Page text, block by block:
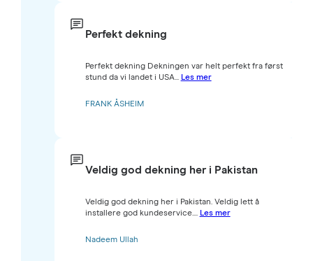
Perfekt dekning
Perfekt dekning Dekningen var helt perfekt fra først
stund da vi landet i USA... Les mer
FRANK ÅSHEIM
Veldig god dekning her i Pakistan
Veldig god dekning her i Pakistan. Veldig lett å
installere god kundeservice.... Les mer
Nadeem Ullah